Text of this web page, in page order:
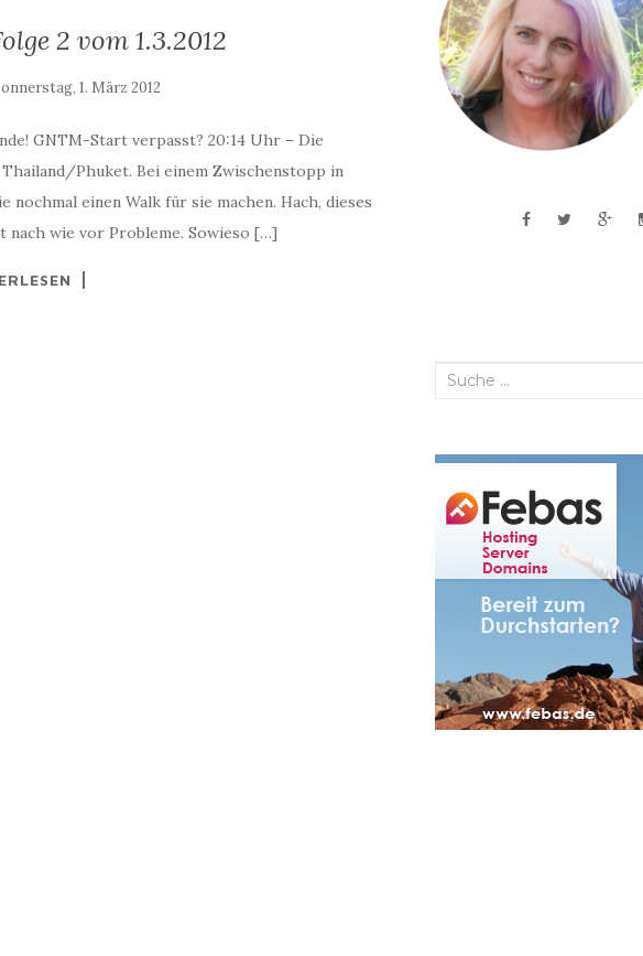
2 vom 1.3.2012
1. März 2012
GNTM-Start verpasst? 20:14 Uhr – Die
Phuket. Bei einem Zwischenstopp in
nochmal einen Walk für sie machen. Hach, dieses
nach wie vor Probleme. Sowieso […]
Suche